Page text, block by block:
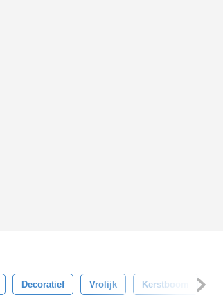
Decoratief Vrolijk Kerstboom